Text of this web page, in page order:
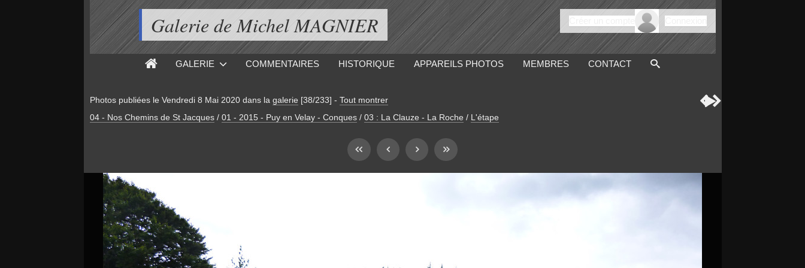
Galerie de Michel MAGNIER
GALERIE COMMENTAIRES HISTORIQUE APPAREILS PHOTOS MEMBRES CONTACT
Photos publiées le Vendredi 8 Mai 2020dans la galerie [38/233] - Tout montrer
04 - Nos Chemins de St Jacques / 01 - 2015 - Puy en Velay - Conques / 03 : La Clauze - La Roche / L'étape
